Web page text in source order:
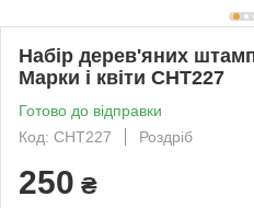
Набір дерев'яних
Марки і квіти CHT227
Готово до відправки
Код: CHT227
Роздріб
250 ₴